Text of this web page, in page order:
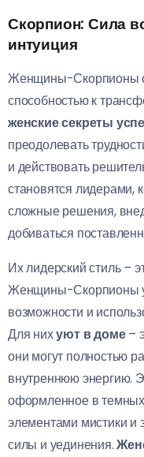
Скорпион: Сила
интуиция
Женщины-Скорпионы
способностью к
женские секреты
преодолевать
и действовать
становятся лидерами,
сложные решения,
добиваться
Их лидерский стиль –
Женщины-Скорпионы
возможности и
Для нихуют в доме–
они могут полностью
внутреннюю энергию.
оформленное в
элементами мистики и
силы и уединения.